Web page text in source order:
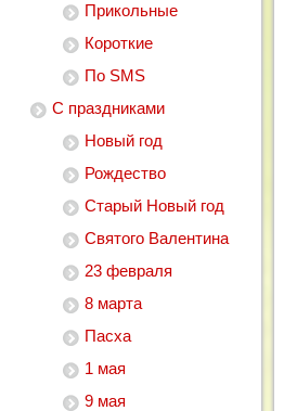
Прикольные
Короткие
По SMS
С праздниками
Новый год
Рождество
Старый Новый год
Святого Валентина
23 февраля
8 марта
Пасха
1 мая
9 мая